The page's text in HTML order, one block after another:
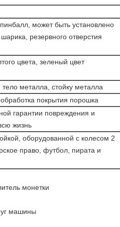
может быть установлено
резервного отверстия
цвета, зеленый цвет
металла, стойку металла
покрытия порошка
гарантии повреждения и
жизнь
оборудованной с колесом 2
право, футбол, пирата и
монетки
машины